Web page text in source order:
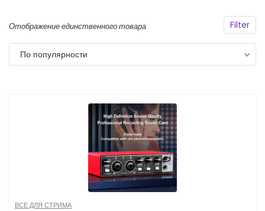
Filter
Отображение единственного товара
По популярности
ВСЕ ДЛЯ СТРИМА